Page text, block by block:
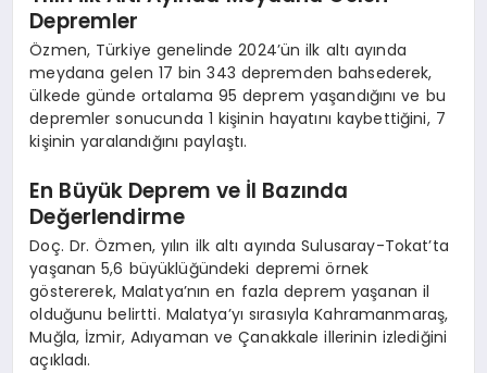
Depremler
Özmen, Türkiye genelinde 2024’ün ilk altı ayında
meydana gelen 17 bin 343 depremden bahsederek,
ülkede günde ortalama 95 deprem yaşandığını ve bu
depremler sonucunda 1 kişinin hayatını kaybettiğini, 7
kişinin yaralandığını paylaştı.
En Büyük Deprem ve İl Bazında
Değerlendirme
Doç. Dr. Özmen, yılın ilk altı ayında Sulusaray-Tokat’ta
yaşanan 5,6 büyüklüğündeki depremi örnek
göstererek, Malatya’nın en fazla deprem yaşanan il
olduğunu belirtti. Malatya’yı sırasıyla Kahramanmaraş,
Muğla, İzmir, Adıyaman ve Çanakkale illerinin izlediğini
açıkladı.